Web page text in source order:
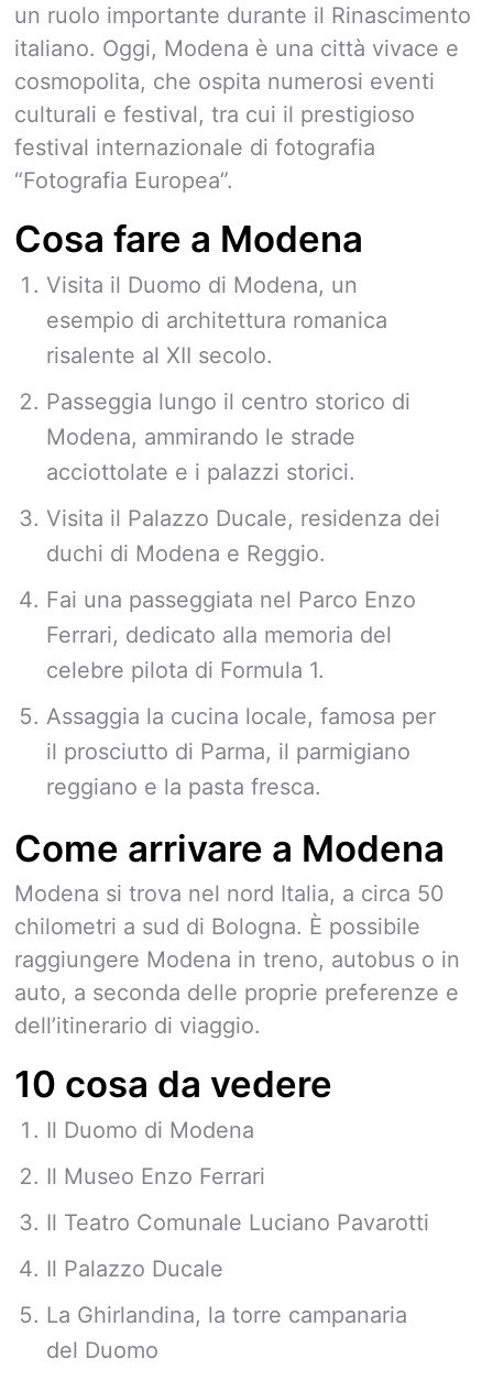
un ruolo importante durante il Rinascimento
italiano. Oggi, Modena è una città vivace e
cosmopolita, che ospita numerosi eventi
culturali e festival, tra cui il prestigioso
festival internazionale di fotografia
“Fotografia Europea”.
Cosa fare a Modena
Visita il Duomo di Modena, un
esempio di architettura romanica
risalente al XII secolo.
Passeggia lungo il centro storico di
Modena, ammirando le strade
acciottolate e i palazzi storici.
Visita il Palazzo Ducale, residenza dei
duchi di Modena e Reggio.
Fai una passeggiata nel Parco Enzo
Ferrari, dedicato alla memoria del
celebre pilota di Formula 1.
Assaggia la cucina locale, famosa per
il prosciutto di Parma, il parmigiano
reggiano e la pasta fresca.
Come arrivare a Modena
Modena si trova nel nord Italia, a circa 50
chilometri a sud di Bologna. È possibile
raggiungere Modena in treno, autobus o in
auto, a seconda delle proprie preferenze e
dell’itinerario di viaggio.
10 cosa da vedere
Il Duomo di Modena
Il Museo Enzo Ferrari
Il Teatro Comunale Luciano Pavarotti
Il Palazzo Ducale
La Ghirlandina, la torre campanaria
del Duomo